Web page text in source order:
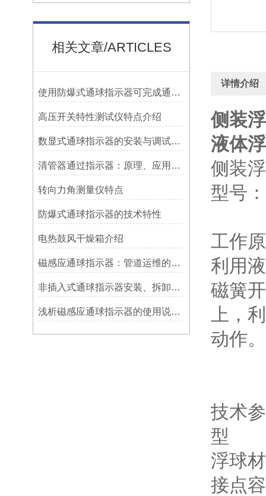
相关文章/ARTICLES
使用防爆式通球指示器可完成通球指示功能
高压开关特性测试仪特点介绍
数显式通球指示器的安装与调试技巧
清管器通过指示器：原理、应用与维护
转向力角测量仪特点
防爆式通球指示器的技术特性
电热鼓风干燥箱介绍
磁感应通球指示器：管道运维的隐形守护者
非插入式通球指示器安装、拆卸灵活方便
浅析磁感应通球指示器的使用说明及特点
详情介绍
侧装
液体
侧装
型号
工作
利用
磁簧
上，
动作。
技术
型 号
浮球
接点